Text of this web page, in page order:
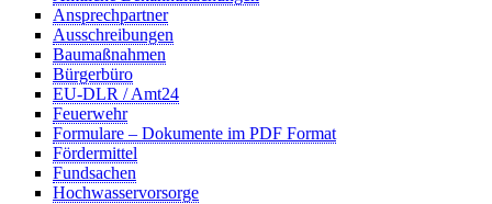
Ansprechpartner
Ausschreibungen
Baumaßnahmen
Bürgerbüro
EU-DLR / Amt24
Feuerwehr
Formulare – Dokumente im PDF Format
Fördermittel
Fundsachen
Hochwasservorsorge